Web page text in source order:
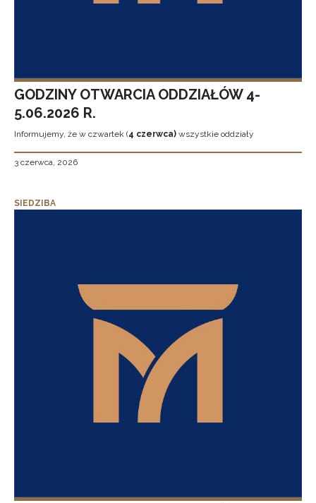
GODZINY OTWARCIA ODDZIAŁÓW 4-
5.06.2026 R.
Informujemy, że w czwartek (4 czerwca) wszystkie oddziały
3 czerwca, 2026
SIEDZIBA